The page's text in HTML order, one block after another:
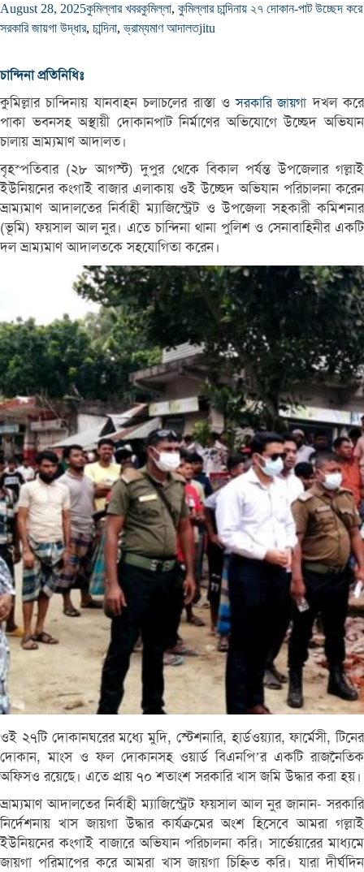
August 28, 2025কুমিল্লার খবরকুমিল্লা, কুমিল্লার চান্দিনায় ২৭ দোকান-পাট উচ্ছেদ করে
সরকারি জায়গা উদ্ধার, চান্দিনা,ভ্রাম্যমাণ আদালতjitu
চান্দিনা প্রতিনিধিঃ
কুমিল্লার চান্দিনায় যানবাহন চলাচলের রাস্তা ও সরকারি জায়গাদখল করে
পাকা ভবনসহ অস্থায়ী দোকানপাট নির্মাণের অভিযোগে উচ্ছেদ অভিযান
চালায় ভ্রাম্যমাণ আদালত।
বৃহস্পতিবার (২৮ আগস্ট) দুপুর থেকে বিকাল পর্যন্ত উপজেলার গল্লাই
ইউনিয়নের কংগাই বাজার এলাকায় ওই উচ্ছেদ অভিযান পরিচালনা করেন
ভ্রাম্যমাণ আদালতের নির্বাহী ম্যাজিস্ট্রেট ও উপজেলা সহকারী কমিশনার
(ভূমি) ফয়সাল আল নুর। এতে চান্দিনা থানা পুলিশ ও সেনাবাহিনীর একটি
দল ভ্রাম্যমাণ আদালতকে সহযোগিতা করেন।
ওই ২৭টি দোকানঘরের মধ্যে মুদি, স্টেশনারি, হার্ডওয়্যার, ফার্মেসী, টিনের
দোকান, মাংস ও ফল দোকানসহ ওয়ার্ড বিএনপি’র একটি রাজনৈতিক
অফিসও রয়েছে। এতে প্রায় ৭০ শতাংশ সরকারি খাস জমি উদ্ধার করা হয়।
ভ্রাম্যমাণ আদালতের নির্বাহী ম্যাজিস্ট্রেট ফয়সাল আল নুর জানান- সরকারি
নির্দেশনায় খাস জায়গা উদ্ধার কার্যক্রমের অংশ হিসেবে আমরা গল্লাই
ইউনিয়নের কংগাই বাজারে অভিযান পরিচালনা করি। সার্ভেয়ারের মাধ্যমে
জায়গা পরিমাপের করে আমরা খাস জায়গা চিহ্নিত করি। যারা দীর্ঘদিন